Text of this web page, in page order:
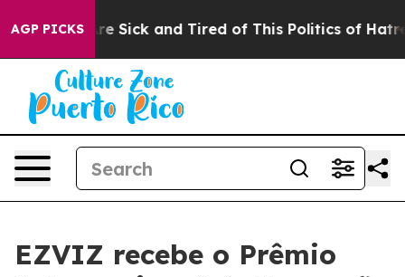
AGP PICKSAre Sick and Tired of This Politics of Hatred”
EZVIZ recebe o Prêmio